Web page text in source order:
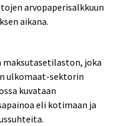
arvopaperisalkkuun
aikana.
maksutasetilaston, joka
ulkomaat-sektorin
kuvataan
eli kotimaan ja